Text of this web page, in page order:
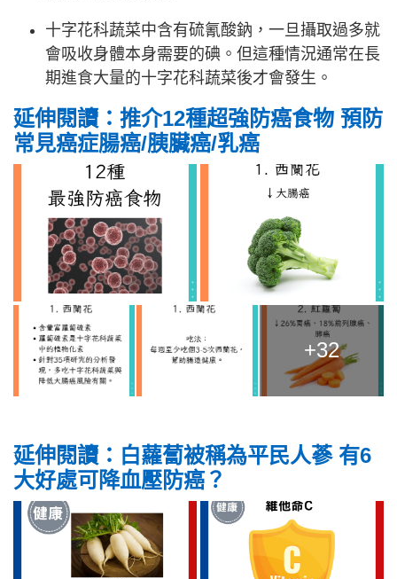
十字花科蔬菜中含有硫氰酸鈉，一旦攝取過多就
會吸收身體本身需要的碘。但這種情況通常在長
期進食大量的十字花科蔬菜後才會發生。
延伸閱讀：推介12種超強防癌食物 預防
常見癌症腸癌/胰臟癌/乳癌
+32
延伸閱讀：白蘿蔔被稱為平民人蔘 有6
大好處可降血壓防癌？